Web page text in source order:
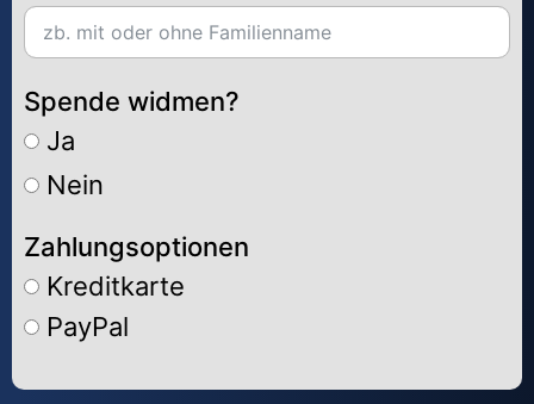
Spende widmen?
Ja
Nein
Zahlungsoptionen
Kreditkarte
PayPal
Alternative: